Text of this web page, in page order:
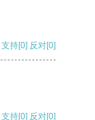
支持[0] 反对[0]
支持[0] 反对[0]